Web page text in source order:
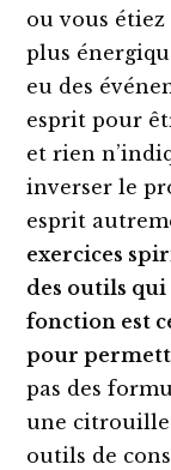
ou vous
plus
eu des
esprit pour
et rien
inverser le
esprit
exercices
des outils
fonction est
pour
pas des
une citrouille
outils de